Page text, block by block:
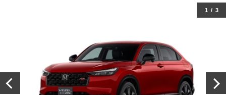
1 / 3